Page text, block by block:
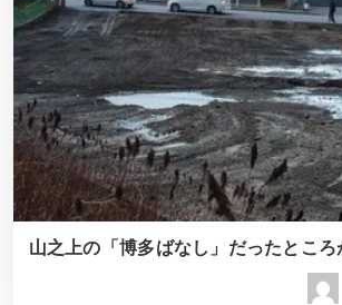
山之上の「博多ばなし」だったとこ